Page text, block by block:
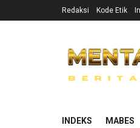
Redaksi Kode Etik
INDEKS MABES